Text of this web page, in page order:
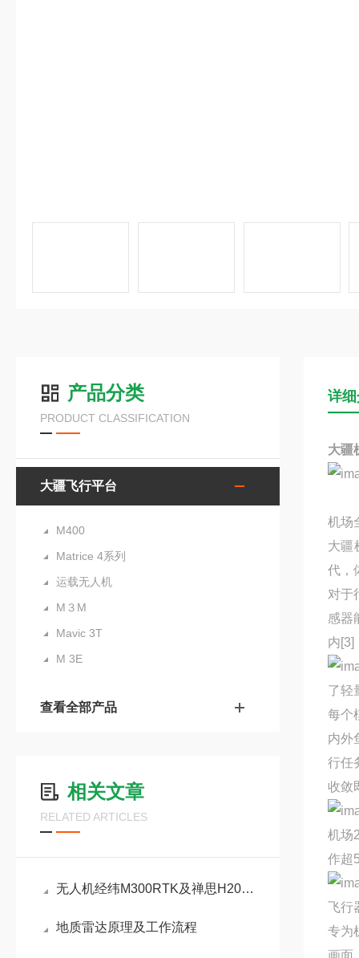
产品分类
PRODUCT CLASSIFICATION
大疆飞行平台
M400
Matrice 4系列
运载无人机
M３M
Mavic 3T
M 3E
查看全部产品
相关文章
RELATED ARTICLES
无人机经纬M300RTK及禅思H20系列云台相机技术参数
地质雷达原理及工作流程
详
大疆
机场
大疆
代，
对于
感器
内[3]
了轻
每个
内外
行任
收敛
机场
作超
飞行
专为
画面